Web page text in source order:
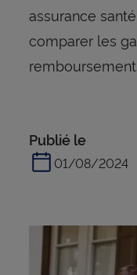
assurance
comparer les
Publié le
01/08/2024